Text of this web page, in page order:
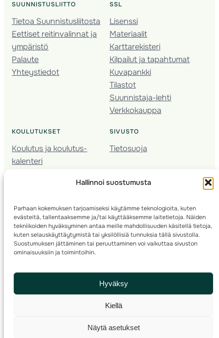
Hallinnoi suostumusta
Parhaan kokemuksen tarjoamiseksi käytämme teknologioita, kuten
evästeitä, tallentaaksemme ja/tai käyttääksemme laitetietoja. Näiden
tekniikoiden hyväksyminen antaa meille mahdollisuuden käsitellä tietoja,
kuten selauskäyttäytymistä tai yksilöllisiä tunnuksia tällä sivustolla.
Suostumuksen jättäminen tai peruuttaminen voi vaikuttaa sivuston
ominaisuuksiin ja toimintoihin.
Hyväksy
Kiellä
Näytä asetukset
SUUNNISTUSLIITTO
Tietoa Suunnistusliitosta
Eettiset reitinvalinnat ja
ympäristö
Palaute
Yhteystiedot
SSL
Lisenssi
Materiaalit
Karttarekisteri
Kilpailut ja tapahtumat
Kuvapankki
Tilastot
Suunnistaja-lehti
Verkkokauppa
KOULUTUKSET
Koulutus ja koulutus­
kalenteri
Seura­kehittäminen
Kartoitus
Ratamestari
SIVUSTO
Tietosuoja
© 2025 ·Suomen Suunnistusliitto· Valimotie 10, 00380 Helsinki, Finland
info(a)suunnistusliitto.fi,Rastilipun asiat: rastilippu(a)suunnistusliitto.fi
Kilpailut ja kuntorastit – Rastilippu:::Rastilipun ohjeet